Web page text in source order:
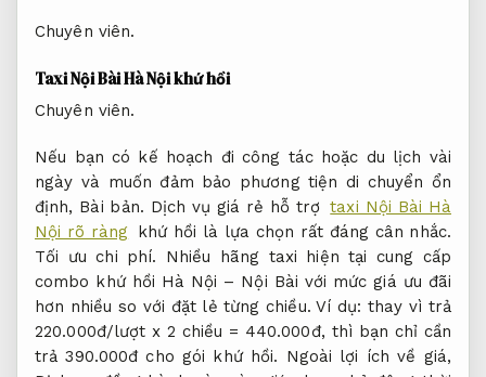
combo khứ hồi Hà Nội – Nội Bài với mức giá ưu đãi
220.000đ/lượt x 2 chiều = 440.000đ, thì bạn chỉ cần
trả 390.000đ cho gói khứ hồi. Ngoài lợi ích về giá,
gian, giữ liên lạc với tài xế đã quen, không cần gọi
Xe chính hãng lại khi về. Một số hãng còn tư vấn hỗ
trợ giữ Xe chờ khi delay chuyến bay, hoặc thay đổi
giờ linh hoạt nếu bạn báo sớm. Khi đặt combo khứ
hồi, bạn cũng thường được ưu tiên chọn Xe chính
hãng đẹp, tài xế thân thiện và lịch trình dễ kiểm
tra. Hãy lưu ý xác nhận cụ thể cả hai chiều, đặc biệt
là chiều về (tên hành khách, giờ hạ cánh, điểm đón
tại sân bay) để không gặp trục trặc. Đây là giải